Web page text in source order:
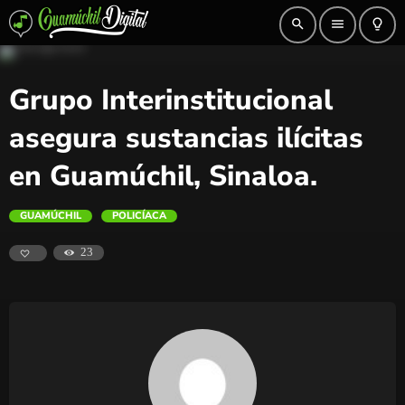
search menu lightbulb_outline
Grupo Interinstitucional
asegura sustancias ilícitas
en Guamúchil, Sinaloa.
GUAMÚCHIL POLICÍACA
23